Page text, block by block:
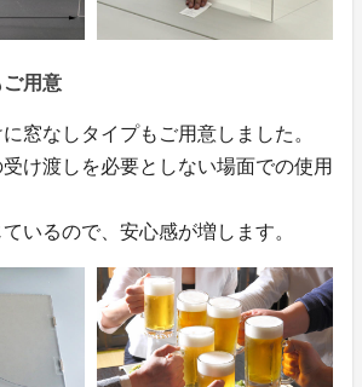
用意
窓なしタイプもご用意しました。
け渡しを必要としない場面での使用
いるので、安心感が増します。